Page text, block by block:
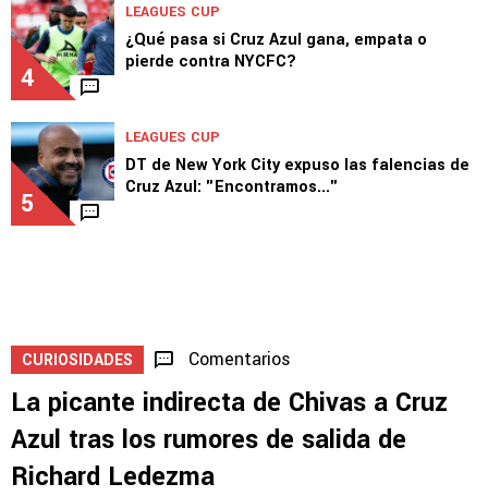
4
LEAGUES CUP
¿Qué pasa si Cruz Azul gana, empata o
pierde contra NYCFC?
5
LEAGUES CUP
DT de New York City expuso las falencias de
Cruz Azul: "Encontramos..."
CURIOSIDADES Comentarios
La picante indirecta de Chivas a Cruz
Azul tras los rumores de salida de
Richard Ledezma